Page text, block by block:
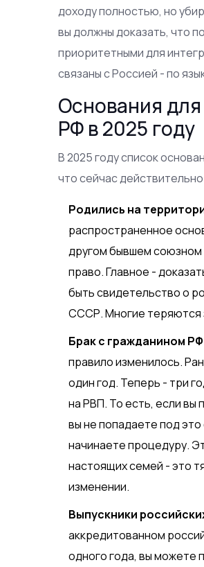
доходу полностью, но
вы должны доказать, что
приоритетными для
связаны с Россией - по
Основания
РФ в 2025 году
В 2025 году список
что сейчас
Родились на
распространенное
другом бывшем союзном
право. Главное -
быть свидетельство о
СССР. Многие теряются
Брак с гражданином
правило изменилось.
один год. Теперь - три
на РВП. То есть, если вы
вы не попадаете под
начинаете процедуру.
настоящих семей - это
изменении.
Выпускники
аккредитованном
одного года, вы можете